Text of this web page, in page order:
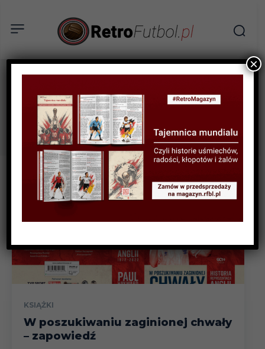
Tag: brian clough
KSIĄŻKI
W poszukiwaniu zaginionej chwały
– zapowiedź
×